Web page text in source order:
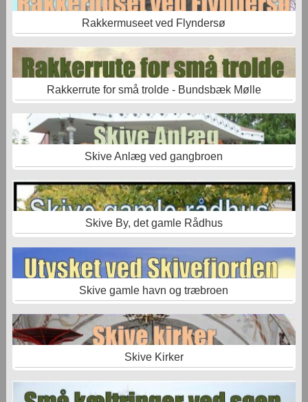
Rakkermuseet ved Flyndersø
Rakkerrute for små trolde - Bundsbæk Mølle
Skive Anlæg ved gangbroen
Skive By, det gamle Rådhus
Skive gamle havn og træbroen
Skive Kirker